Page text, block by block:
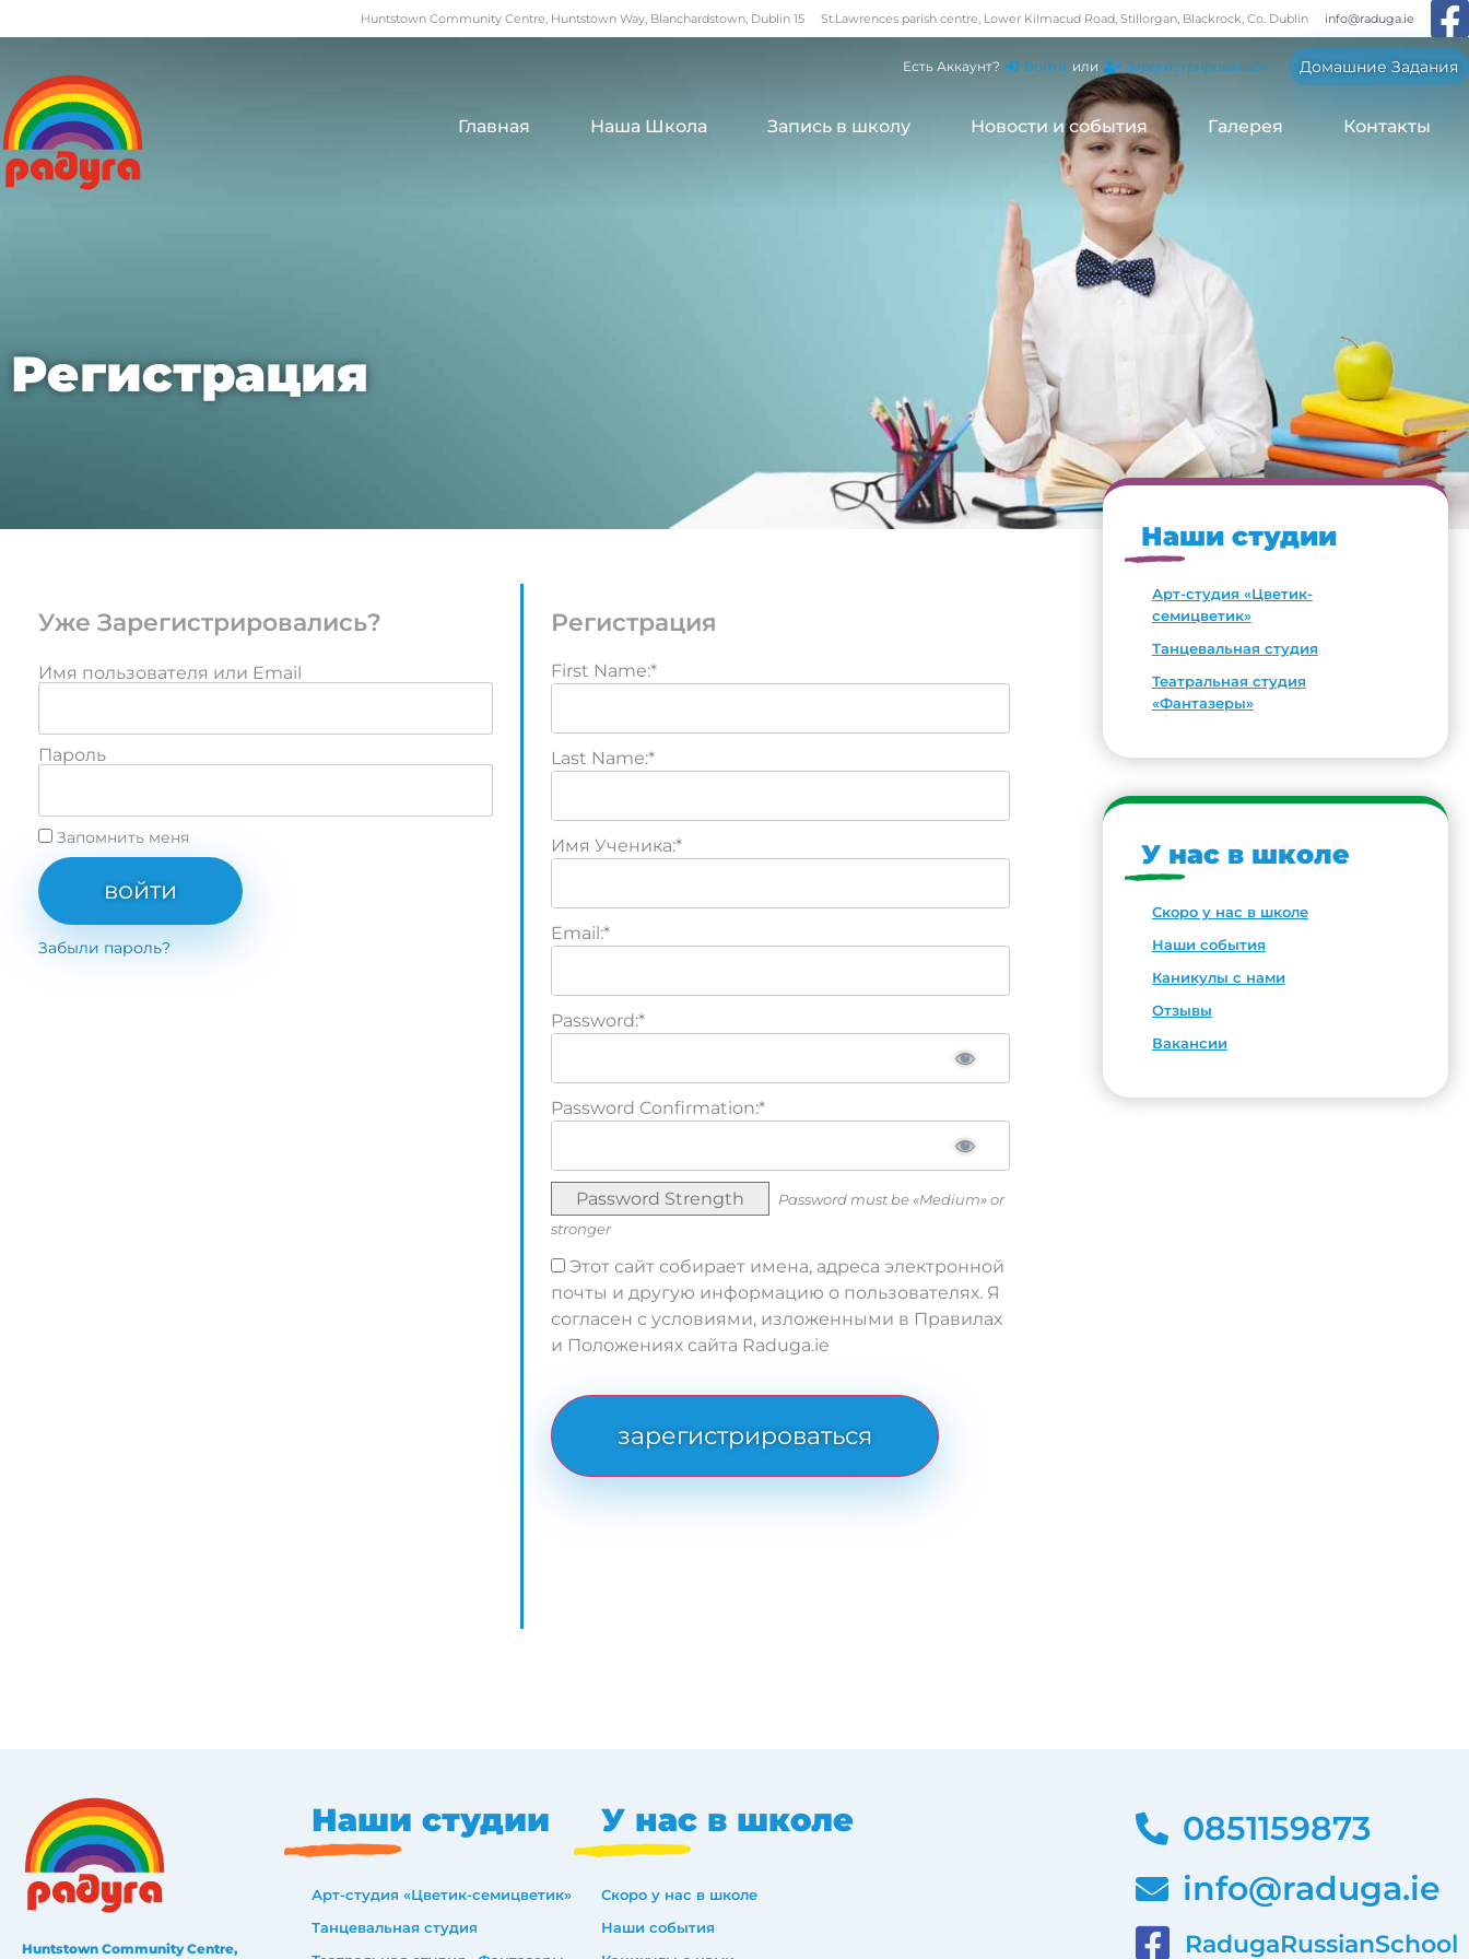
Huntstown Community Centre, Huntstown Way, Blanchardstown, Dublin 15 St.Lawrences parish centre, Lower Kilmacud Road, Stillorgan, Blackrock, Co. Dublin info@raduga.ie
Есть Аккаунт? Войти или Зарегистрироваться Домашние Задания
Главная Наша Школа Запись в школу Новости и события Галерея Контакты
Регистрация
Уже Зарегистрировались?
Имя пользователя или Email
Пароль
Запомнить меня
войти
Забыли пароль?
Регистрация
First Name:*
Last Name:*
Имя Ученика:*
Email:*
Password:*
Password Confirmation:*
Password Strength
Password must be «Medium» or
stronger
Этот сайт собирает имена, адреса электронной
почты и другую информацию о пользователях. Я
согласен с условиями, изложенными в Правилах
и Положениях сайта Raduga.ie
No val
Наши студии
Арт-студия «Цветик-
семицветик»
Танцевальная студия
Театральная студия
«Фантазеры»
У нас в школе
Скоро у нас в школе
Наши события
Каникулы с нами
Отзывы
Вакансии
Huntstown Community Centre,
Наши студии
Арт-студия «Цветик-семицветик»
Танцевальная студия
У нас в школе
Скоро у нас в школе
Наши события
0851159873
info@raduga.ie
RadugaRussianSchool